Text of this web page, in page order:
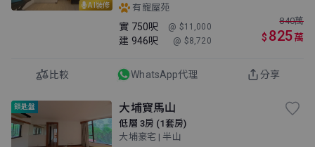
AI裝修
有寵屋苑
實 750呎 @ $11,000
建 946呎 @ $8,720
840萬
$ 825萬
比較 WhatsApp代理 分享
鎖匙盤 大埔寶馬山
低層 3房 (1套房)
大埔豪宅 | 半山